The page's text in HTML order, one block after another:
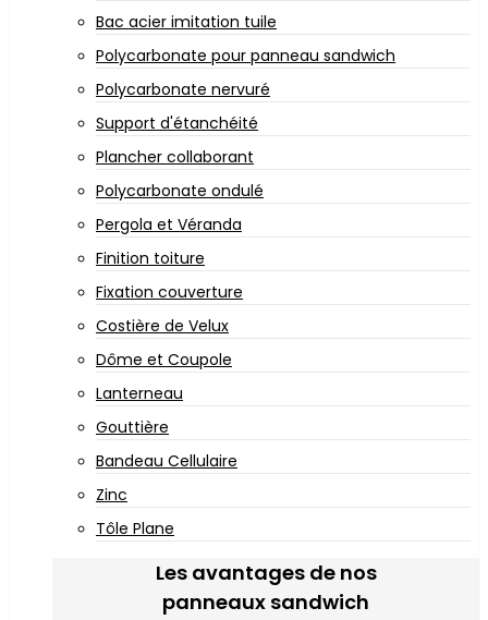
Bac acier imitation tuile
Polycarbonate pour panneau sandwich
Polycarbonate nervuré
Support d'étanchéité
Plancher collaborant
Polycarbonate ondulé
Pergola et Véranda
Finition toiture
Fixation couverture
Costière de Velux
Dôme et Coupole
Lanterneau
Gouttière
Bandeau Cellulaire
Zinc
Tôle Plane
Les avantages de nos
panneaux sandwich